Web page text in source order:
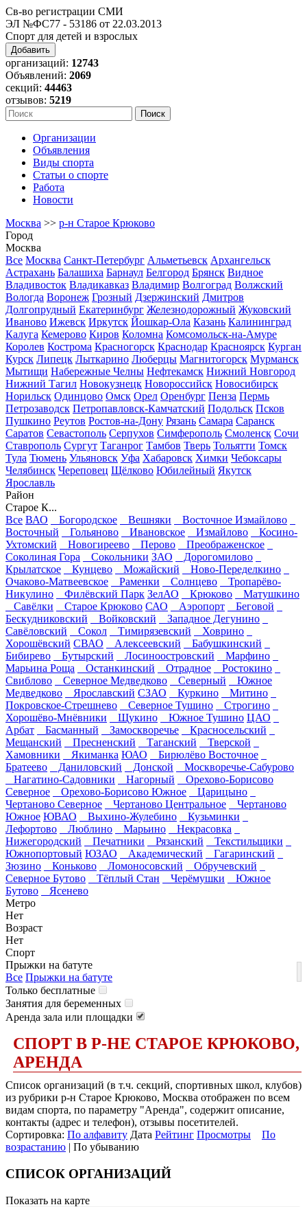
Св-во регистрации СМИ
ЭЛ №ФС77 - 53186 от 22.03.2013
Спорт для детей и взрослых
Добавить
организаций: 12743
Объявлений: 2069
секций: 44463
отзывов: 5219
Организации
Объявления
Виды спорта
Статьи о спорте
Работа
Новости
Москва >> р-н Старое Крюково
Город
Москва
Все Москва Санкт-Петербург Альметьевск Архангельск
Астрахань Балашиха Барнаул Белгород Брянск Видное
Владивосток Владикавказ Владимир Волгоград Волжский
Вологда Воронеж Грозный Дзержинский Дмитров
Долгопрудный Екатеринбург Железнодорожный Жуковский
Иваново Ижевск Иркутск Йошкар-Ола Казань Калининград
Калуга Кемерово Киров Коломна Комсомольск-на-Амуре
Королев Кострома Красногорск Краснодар Красноярск Курган
Курск Липецк Лыткарино Люберцы Магнитогорск Мурманск
Мытищи Набережные Челны Нефтекамск Нижний Новгород
Нижний Тагил Новокузнецк Новороссийск Новосибирск
Норильск Одинцово Омск Орел Оренбург Пенза Пермь
Петрозаводск Петропавловск-Камчатский Подольск Псков
Пушкино Реутов Ростов-на-Дону Рязань Самара Саранск
Саратов Севастополь Серпухов Симферополь Смоленск Сочи
Ставрополь Сургут Таганрог Тамбов Тверь Тольятти Томск
Тула Тюмень Ульяновск Уфа Хабаровск Химки Чебоксары
Челябинск Череповец Щёлково Юбилейный Якутск
Ярославль
Район
Старое К...
Все ВАО Богородское Вешняки
Восточное Измайлово
Восточный
Гольяново Ивановское Измайлово
Косино-
Ухтомский
Новогиреево Перово
Преображенское
Соколиная Гора
Сокольники ЗАО
Дорогомилово
Крылатское
Кунцево Можайский
Ново-Переделкино
Очаково-Матвеевское
Раменки Солнцево
Тропарёво-
Никулино
Филёвский Парк ЗелАО Крюково
Матушкино
Савёлки
Старое Крюково САО Аэропорт
Беговой
Бескудниковский
Войковский
Западное Дегунино
Савёловский
Сокол Тимирязевский
Ховрино
Хорошёвский СВАО Алексеевский
Бабушкинский
Бибирево
Бутырский Лосиноостровский
Марфино
Марьина Роща
Останкинский Отрадное
Ростокино
Свиблово
Северное Медведково Северный
Южное
Медведково
Ярославский СЗАО Куркино
Митино
Покровское-Стрешнево
Северное Тушино
Строгино
Хорошёво-Мнёвники
Щукино Южное Тушино ЦАО
Арбат
Басманный Замоскворечье
Красносельский
Мещанский
Пресненский Таганский
Тверской
Хамовники
Якиманка ЮАО
Бирюлёво Восточное
Братеево
Даниловский Донской
Москворечье-Сабурово
Нагатино-Садовники
Нагорный
Орехово-Борисово
Северное
Орехово-Борисово Южное
Царицыно
Чертаново Северное
Чертаново Центральное
Чертаново
Южное ЮВАО Выхино-Жулебино
Кузьминки
Лефортово
Люблино Марьино
Некрасовка
Нижегородский
Печатники Рязанский
Текстильщики
Южнопортовый ЮЗАО Академический
Гагаринский
Зюзино
Коньково Ломоносовский
Обручевский
Северное Бутово
Тёплый Стан Черёмушки
Южное
Бутово
Ясенево
Метро
Нет
Возраст
Нет
Спорт
Прыжки на батуте
Все Прыжки на батуте
Только бесплатные
Занятия для беременных
Аренда зала или площадки
СПОРТ В Р-НЕ СТАРОЕ КРЮКОВО,
АРЕНДА
Список организаций (в т.ч. секций, спортивных школ, клубов)
из рубрики р-н Старое Крюково, Москва отображен по всем
видам спорта, по параметру "Аренда", содержит описание,
контакты (адрес и телефон), отзывы посетителей.
Сортировка: По алфавиту Дата Рейтинг Просмотры
По
возрастанию | По убыванию
СПИСОК ОРГАНИЗАЦИЙ
Показать на карте